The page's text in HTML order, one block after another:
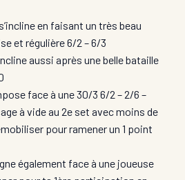
en faisant un très beau
et régulière 6/2 – 6/3
aussi après une belle bataille
face à une 30/3 6/2 – 2/6 –
à vide au 2e set avec moins de
pour ramener un 1 point
également face à une joueuse